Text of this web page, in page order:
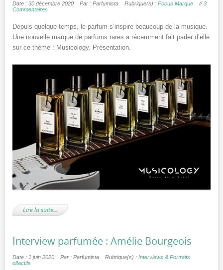
Date : 30 décembre 2020 Par : Parfumista Rubrique(s) : Focus Marque //3
Commentaires
Depuis quelque temps, le parfum s’inspire beaucoup de la musique.
Une nouvelle marque de parfums rares a récemment fait parler d’elle
sur ce thème : Musicology. Présentation.
Lire la suite…
Interview parfumée : Amélie Bourgeois
Date : 1 juin 2020 Par : Parfumista Rubrique(s) : Interviews & Portraits
olfactifs